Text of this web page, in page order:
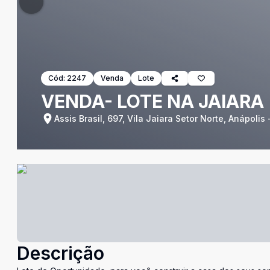
Cód: 2247 Venda Lote
VENDA- LOTE NA JAIARA
Assis Brasil, 697, Vila Jaiara Setor Norte, Anápolis
Descrição